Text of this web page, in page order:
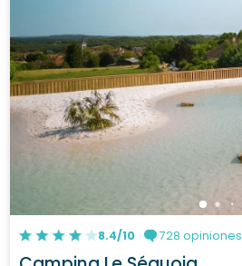
8.4/10 728 opiniones